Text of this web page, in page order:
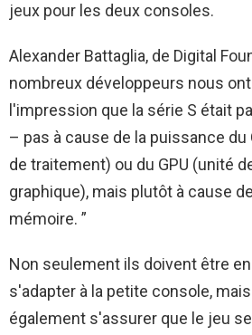
jeux pour les deux consoles.
Alexander Battaglia, de Digital
nombreux développeurs nous
l'impression que la série S était
– pas à cause de la puissance du
de traitement) ou du GPU (unité
graphique), mais plutôt à cause
mémoire. ”
Non seulement ils doivent être
s'adapter à la petite console,
également s'assurer que le jeu